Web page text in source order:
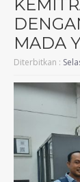
MADA
Diterbitkan :